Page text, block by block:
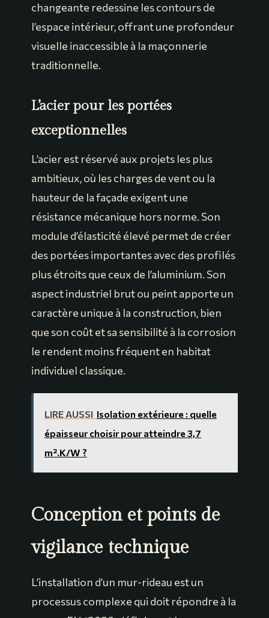
changeante redessine les contours de
l’espace intérieur, offrant une profondeur
visuelle inaccessible à la maçonnerie
traditionnelle.
L’acier pour les portées
exceptionnelles
L’acier est réservé aux projets les plus
ambitieux, où les charges de vent ou la
hauteur de la façade exigent une
résistance mécanique hors norme. Son
module d’élasticité élevé permet de créer
des portées importantes avec des profilés
plus étroits que ceux de l’aluminium. Son
aspect industriel brut ou peint apporte un
caractère unique à la construction, bien
que son coût et sa sensibilité à la corrosion
le rendent moins fréquent en habitat
individuel classique.
LIRE AUSSI Isolation extérieure : quelle
épaisseur choisir pour atteindre 3,7
m².K/W ?
Conception et points de
vigilance technique
L’installation d’un mur-rideau est un
processus complexe qui doit répondre à la